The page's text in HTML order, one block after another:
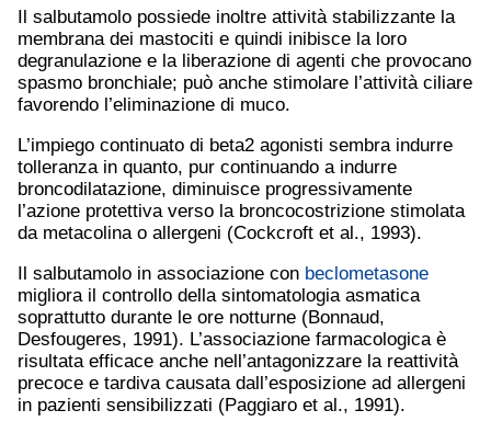
Il salbutamolo possiede inoltre attività stabilizzante la
membrana dei mastociti e quindi inibisce la loro
degranulazione e la liberazione di agenti che provocano
spasmo bronchiale; può anche stimolare l’attività ciliare
favorendo l’eliminazione di muco.
L’impiego continuato di beta2 agonisti sembra indurre
tolleranza in quanto, pur continuando a indurre
broncodilatazione, diminuisce progressivamente
l’azione protettiva verso la broncocostrizione stimolata
da metacolina o allergeni (Cockcroft et al., 1993).
Il salbutamolo in associazione con beclometasone
migliora il controllo della sintomatologia asmatica
soprattutto durante le ore notturne (Bonnaud,
Desfougeres, 1991). L’associazione farmacologica è
risultata efficace anche nell’antagonizzare la reattività
precoce e tardiva causata dall’esposizione ad allergeni
in pazienti sensibilizzati (Paggiaro et al., 1991).